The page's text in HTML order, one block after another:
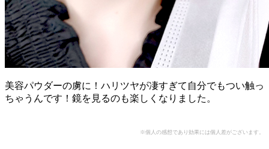
美容パウダーの虜に！ハリツヤが凄すぎて自分でもつい触っ
ちゃうんです！鏡を見るのも楽しくなりました。
※個人の感想であり効果には個人差がございます。